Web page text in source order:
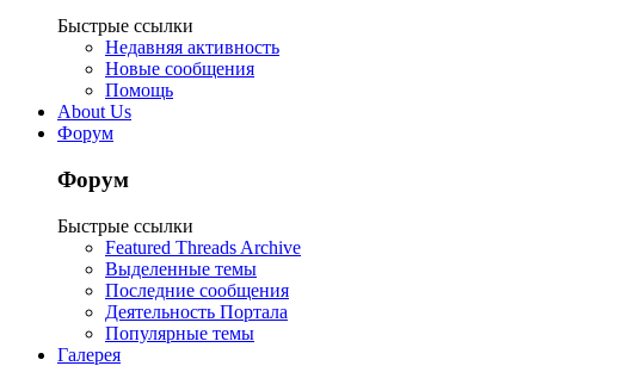
Быстрые ссылки
Недавняя активность
Новые сообщения
Помощь
About Us
Форум
Форум
Быстрые ссылки
Featured Threads Archive
Выделенные темы
Последние сообщения
Деятельность Портала
Популярные темы
Галерея